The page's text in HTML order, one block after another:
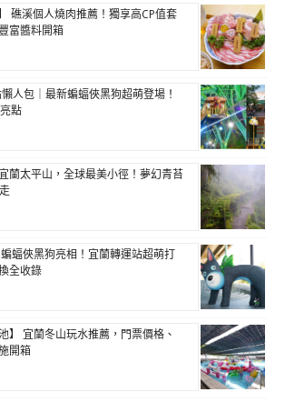
礁溪個人燒肉推薦！獨享高CP值套
富醬料開箱
人包｜最新蝙蝠俠黑狗超萌登場！
點
蘭太平山，全球最美小徑！夢幻青苔
蝙蝠俠黑狗亮相！宜蘭轉運站超萌打
全收錄
】 宜蘭冬山玩水推薦，門票價格、
開箱